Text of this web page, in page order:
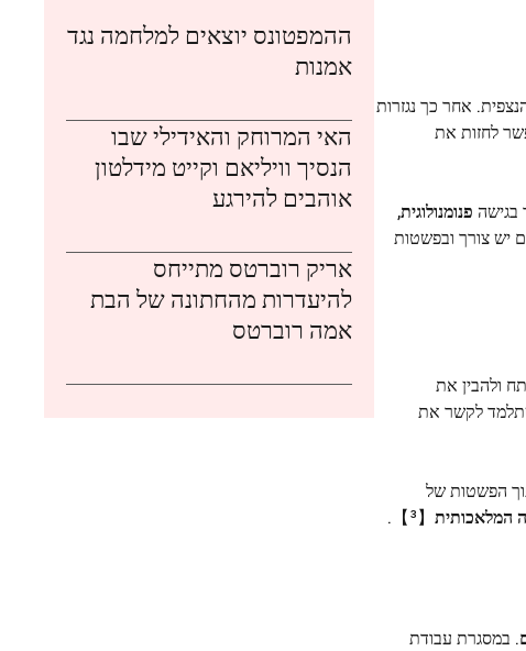
אחר כך נגזרות
לחזות את
בגישה פנומנולוגית,
יש צורך ובפשטות
ולהבין את
לקשר את
הפשטות של
המלאכותית 【³】.
. במסגרת עבודת
ההמפטונס יוצאים למלחמה נגד
אמנות
האי המרוחק והאידילי שבו
הנסיך וויליאם וקייט מידלטון
אוהבים להירגע
אריק רוברטס מתייחס
להיעדרות מהחתונה של הבת
אמה רוברטס